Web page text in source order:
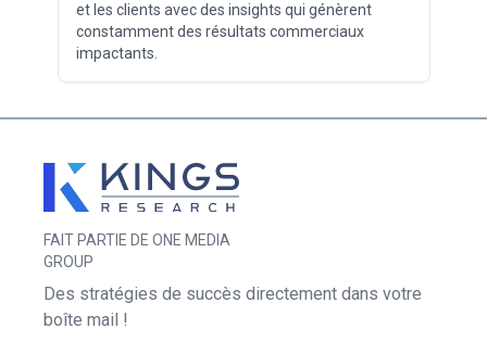
et les clients avec des insights qui génèrent
constamment des résultats commerciaux
impactants.
FAIT PARTIE DE ONE MEDIA
GROUP
Des stratégies de succès directement dans votre
boîte mail !